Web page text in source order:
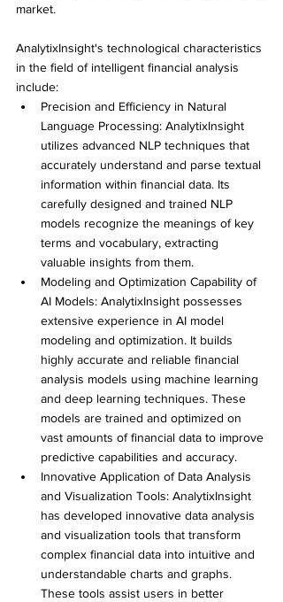
market.
AnalytixInsight's technological characteristics
in the field of intelligent financial analysis
include:
Precision and Efficiency in Natural
Language Processing: AnalytixInsight
utilizes advanced NLP techniques that
accurately understand and parse textual
information within financial data. Its
carefully designed and trained NLP
models recognize the meanings of key
terms and vocabulary, extracting
valuable insights from them.
Modeling and Optimization Capability of
AI Models: AnalytixInsight possesses
extensive experience in AI model
modeling and optimization. It builds
highly accurate and reliable financial
analysis models using machine learning
and deep learning techniques. These
models are trained and optimized on
vast amounts of financial data to improve
predictive capabilities and accuracy.
Innovative Application of Data Analysis
and Visualization Tools: AnalytixInsight
has developed innovative data analysis
and visualization tools that transform
complex financial data into intuitive and
understandable charts and graphs.
These tools assist users in better